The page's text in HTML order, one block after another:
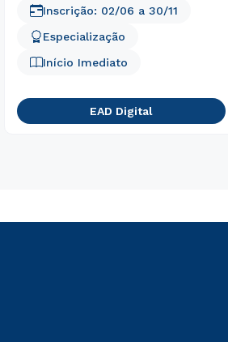
Especialização
Início Imediato
Inscrição: 02/06 a 30/11
EAD Digital